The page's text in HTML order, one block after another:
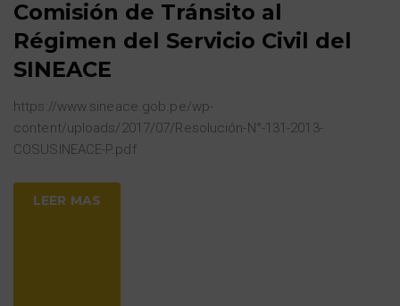
Comisión de Tránsito al
Régimen del Servicio Civil del
SINEACE
https://www.sineace.gob.pe/wp-
content/uploads/2017/07/Resolución-N°-131-2013-
COSUSINEACE-P.pdf
LEER MAS